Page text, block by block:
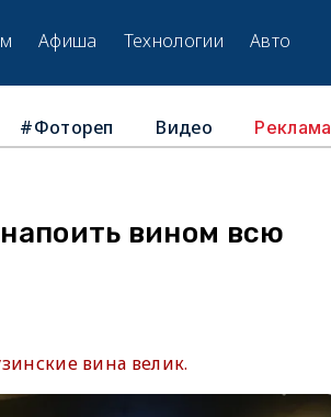
Афиша Технологии Авто
#Фотореп Видео Реклама
вином всю
вина велик.